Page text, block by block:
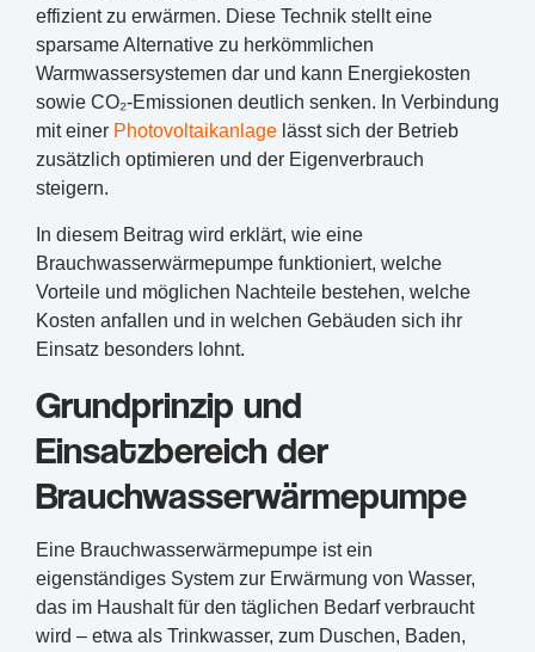
effizient zu erwärmen. Diese Technik stellt eine
sparsame Alternative zu herkömmlichen
Warmwassersystemen dar und kann Energiekosten
sowie CO₂-Emissionen deutlich senken. In Verbindung
mit einer Photovoltaikanlage lässt sich der Betrieb
zusätzlich optimieren und der Eigenverbrauch
steigern.
In diesem Beitrag wird erklärt, wie eine
Brauchwasserwärmepumpe funktioniert, welche
Vorteile und möglichen Nachteile bestehen, welche
Kosten anfallen und in welchen Gebäuden sich ihr
Einsatz besonders lohnt.
Grundprinzip und
Einsatzbereich der
Brauchwasserwärmepumpe
Eine Brauchwasserwärmepumpe ist ein
eigenständiges System zur Erwärmung von Wasser,
das im Haushalt für den täglichen Bedarf verbraucht
wird – etwa als Trinkwasser, zum Duschen, Baden,